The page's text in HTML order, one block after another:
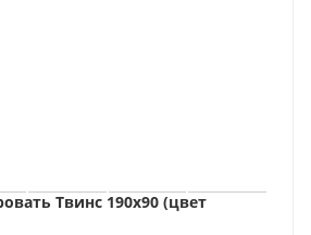
Твинс 190х90 (цвет